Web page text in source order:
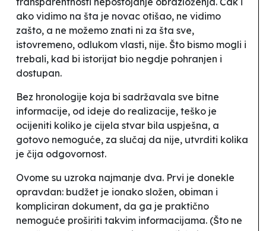
ako vidimo na šta je novac otišao, ne vidimo
zašto, a ne možemo znati ni za šta sve,
istovremeno, odlukom vlasti, nije. Što bismo mogli i
trebali, kad bi istorijat bio negdje pohranjen i
dostupan.
Bez hronologije koja bi sadržavala sve bitne
informacije, od ideje do realizacije, teško je
ocijeniti koliko je cijela stvar bila uspješna, a
gotovo nemoguće, za slučaj da nije, utvrditi kolika
je čija odgovornost.
Ovome su uzroka najmanje dva. Prvi je donekle
opravdan: budžet je ionako složen, obiman i
kompliciran dokument, da ga je praktično
nemoguće proširiti takvim informacijama. (Što ne